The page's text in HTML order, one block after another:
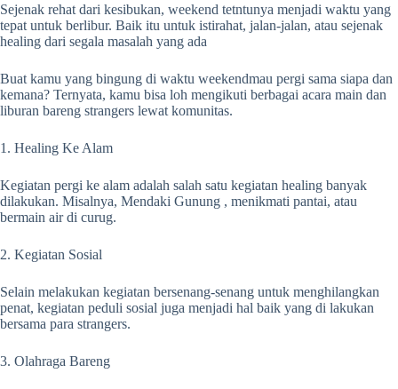
Sejenak rehat dari kesibukan, weekend tetntunya menjadi waktu yang
tepat untuk berlibur. Baik itu untuk istirahat, jalan-jalan, atau sejenak
healing dari segala masalah yang ada
Buat kamu yang bingung di waktu weekendmau pergi sama siapa dan
kemana? Ternyata, kamu bisa loh mengikuti berbagai acara main dan
liburan bareng strangers lewat komunitas.
1. Healing Ke Alam
Kegiatan pergi ke alam adalah salah satu kegiatan healing banyak
dilakukan. Misalnya, Mendaki Gunung , menikmati pantai, atau
bermain air di curug.
2. Kegiatan Sosial
Selain melakukan kegiatan bersenang-senang untuk menghilangkan
penat, kegiatan peduli sosial juga menjadi hal baik yang di lakukan
bersama para strangers.
3. Olahraga Bareng